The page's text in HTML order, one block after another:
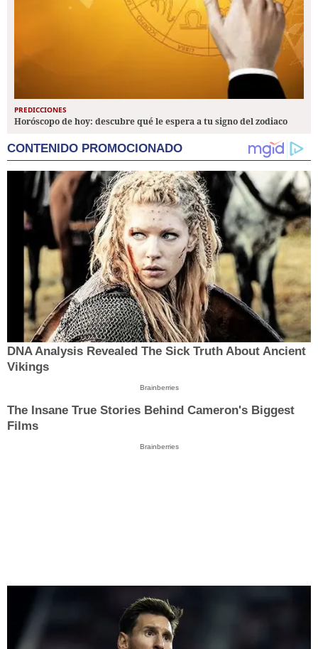
PREDICCIONES
Horóscopo de hoy: descubre qué le espera a tu signo del zodiaco
CONTENIDO PROMOCIONADO
DNA Analysis Revealed The Sick Truth About Ancient
Vikings
Brainberries
The Insane True Stories Behind Cameron's Biggest
Films
Brainberries